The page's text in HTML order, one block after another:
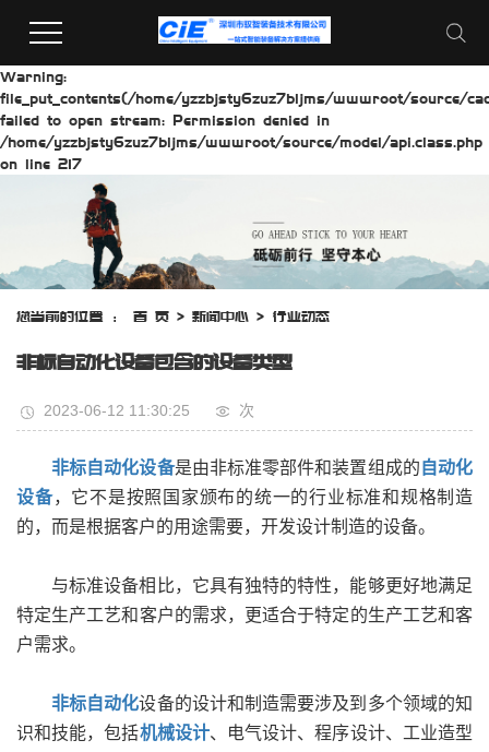
Warning:
file_put_contents(/home/yzzbjsty6zuz7bljms/wwwroot/source/
failed to open stream: Permission denied in
/home/yzzbjsty6zuz7bljms/wwwroot/source/model/api.class.php
on line 217
您当前的位置 ： 首 页 > 新闻中心 > 行业动态
非标自动化设备包含的设备类型
2023-06-12 11:30:25 次
非标自动化设备是由非标准零部件和装置组成的 自动化
设备，它不是按照国家颁布的统一的行业标准和规格制造
的，而是根据客户的用途需要，开发设计制造的设备。
与标准设备相比，它具有独特的特性，能够更好地满足
特定生产工艺和客户的需求，更适合于特定的生产工艺和客
户需求。
非标自动化设备的设计和制造需要涉及到多个领域的知
识和技能，包括机械设计、电气设计、程序设计、工业造型